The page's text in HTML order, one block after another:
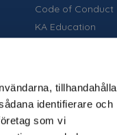
tillhandahålla
identifierare och
som vi
Code of Conduct
KA Education
Tidigare projekt
Tjänster
Varumärken